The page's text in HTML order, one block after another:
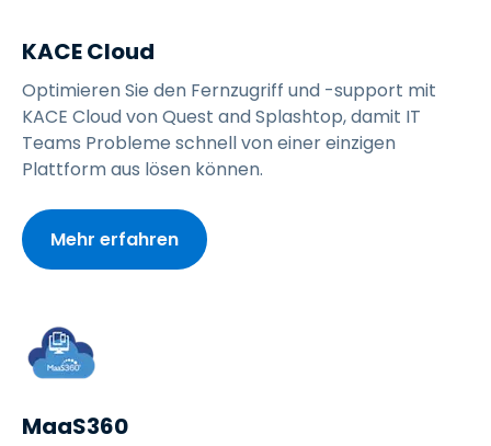
KACE Cloud
Optimieren Sie den Fernzugriff und -support mit
KACE Cloud von Quest and Splashtop, damit IT
Teams Probleme schnell von einer einzigen
Plattform aus lösen können.
Mehr erfahren
MaaS360